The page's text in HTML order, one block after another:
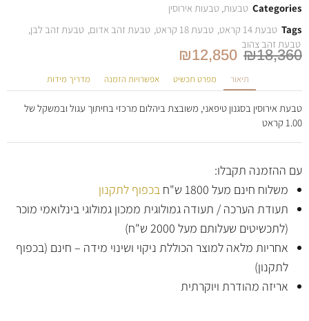
Categories טבעות טבעות אירוסין
Tags טבעת 14 קראט טבעת 18 קראט טבעת זהב אדום טבעת זהב לבן
טבעת זהב צהוב
₪18,360
₪12,850
תיאור מפרט תכשיט אפשרויות הזמנה מדריך מידות
טבעת אירוסין בסגנון טיפאני, משובצת ביהלום מרכזי בחיתוך עגול ובמשקל של
1.00 קראט
עם ההזמנה תקבלו:
משלוח חינם מעל 1800 ש"ח
בכפוף לתקנון
תעודת הערכה / תעודה גמולוגית ממכון גמולוגי בינלואמי מוכר
(לתכשיטים שעלותם מעל 2000 ש"ח)
אחריות מלאה למוצר הכוללת ניקוי ושינוי מידה – חינם (בכפוף
לתקנון)
אריזה מהודרת ויוקרתית